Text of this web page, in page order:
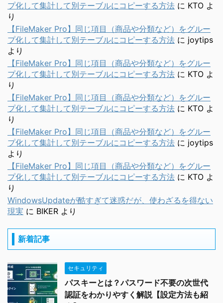
プ化して集計して別テーブルにコピーする方法 に KTO よ
り
【FileMaker Pro】同じ項目（商品や分類など）をグルー
プ化して集計して別テーブルにコピーする方法 に joytips
より
【FileMaker Pro】同じ項目（商品や分類など）をグルー
プ化して集計して別テーブルにコピーする方法 に KTO よ
り
【FileMaker Pro】同じ項目（商品や分類など）をグルー
プ化して集計して別テーブルにコピーする方法 に KTO よ
り
【FileMaker Pro】同じ項目（商品や分類など）をグルー
プ化して集計して別テーブルにコピーする方法 に joytips
より
【FileMaker Pro】同じ項目（商品や分類など）をグルー
プ化して集計して別テーブルにコピーする方法 に KTO よ
り
WindowsUpdateが酷すぎて迷惑だが、使わざるを得ない
現実 に BIKER より
新着記事
セキュリティ
パスキーとは？パスワード不要の次世代
認証をわかりやすく解説【設定方法も紹